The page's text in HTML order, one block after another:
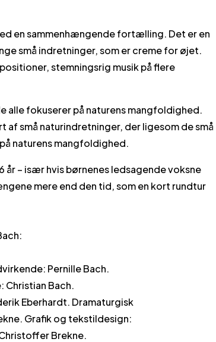
en sammenhængende fortælling. Det er en
små indretninger, som er creme for øjet.
stemningsrig musik på flere
alle fokuserer på naturens mangfoldighed.
små naturindretninger, der ligesom de små
naturens mangfoldighed.
– især hvis børnenes ledsagende voksne
mere end den tid, som en kort rundtur
Pernille Bach.
Christian Bach.
Eberhardt. Dramaturgisk
Grafik og tekstildesign:
Brekne.